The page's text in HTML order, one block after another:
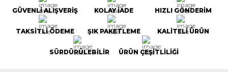
GÜVENLİ ALIŞVERİŞ KOLAY İADE HIZLI GÖNDERİM
TAKSİTLİ ÖDEME ŞIK PAKETLEME KALİTELİ ÜRÜN
SÜRDÜRÜLEBİLİR ÜRÜN ÇEŞİTLİLİĞİ